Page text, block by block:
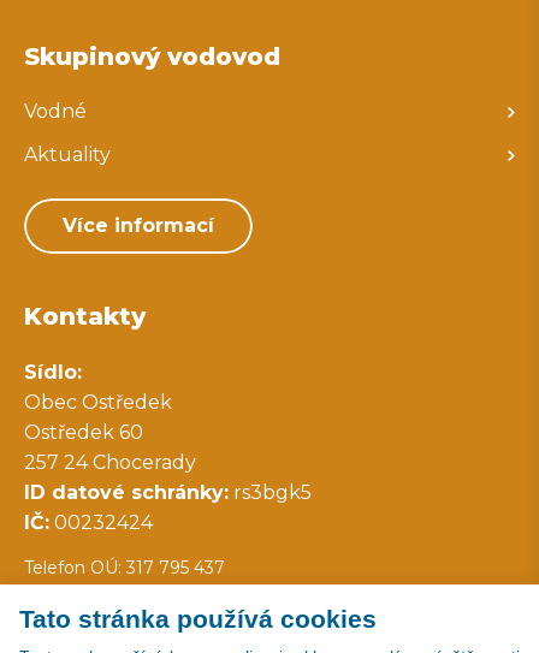
Tato stránka používá cookies
Skupinový vodovod
Vodné
Aktuality
Více informací
Kontakty
Sídlo:
Obec Ostředek
Ostředek 60
257 24 Chocerady
ID datové schránky: rs3bgk5
IČ: 00232424
Telefon OÚ: 317 795 437
Všechny kontakty